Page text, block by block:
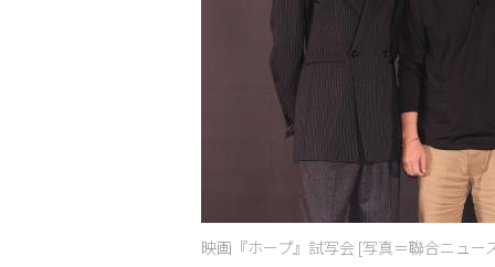
映画『ホープ』試写会 [写真＝聯合ニュー